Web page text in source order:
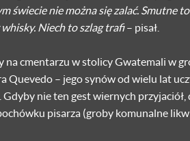
świecie nie można się zalać. Smutne
Niech to szlag trafi– pisał.
na cmentarzu w stolicy Gwatemali w
Quevedo – jego synów od wielu lat
nie ten gest wiernych przyjaciół,
pisarza (groby komunalne